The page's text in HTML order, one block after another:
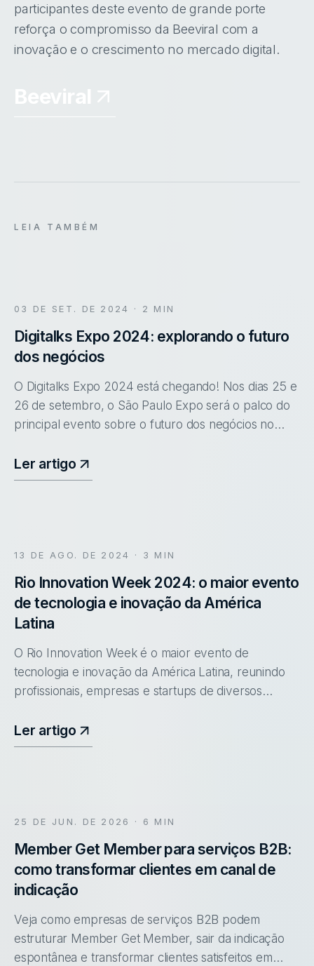
participantes deste evento de grande porte
reforça o compromisso da Beeviral com a
inovação e o crescimento no mercado digital.
LEIA TAMBÉM
03 DE SET. DE 2024 · 2 MIN
Digitalks Expo 2024: explorando o futuro
dos negócios
O Digitalks Expo 2024 está chegando! Nos dias 25 e
26 de setembro, o São Paulo Expo será o palco do
principal evento sobre o futuro dos negócios no
Ler artigo
13 DE AGO. DE 2024 · 3 MIN
Rio Innovation Week 2024: o maior evento
de tecnologia e inovação da América
Latina
O Rio Innovation Week é o maior evento de
tecnologia e inovação da América Latina, reunindo
profissionais, empresas e startups de diversos
Ler artigo
25 DE JUN. DE 2026 · 6 MIN
Member Get Member para serviços B2B:
como transformar clientes em canal de
indicação
Veja como empresas de serviços B2B podem
estruturar Member Get Member, sair da indicação
espontânea e transformar clientes satisfeitos em